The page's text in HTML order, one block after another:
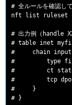
# 全ルールを確認し
nft list ruleset
# 出力例（handle
# table inet
#     chain
#         type
#         ct state
#         tcp
#     }
# }